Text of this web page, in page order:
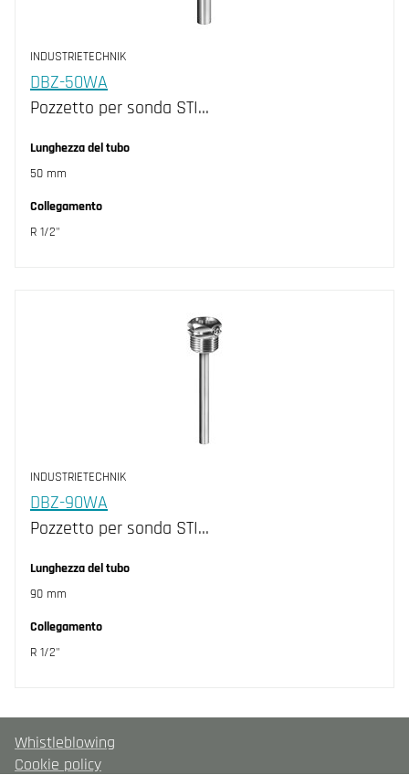
INDUSTRIETECHNIK
DBZ-50WA
Pozzetto per sonda STI…
Lunghezza del tubo
50 mm
Collegamento
R 1/2"
INDUSTRIETECHNIK
DBZ-90WA
Pozzetto per sonda STI…
Lunghezza del tubo
90 mm
Collegamento
R 1/2"
Whistleblowing
Cookie policy